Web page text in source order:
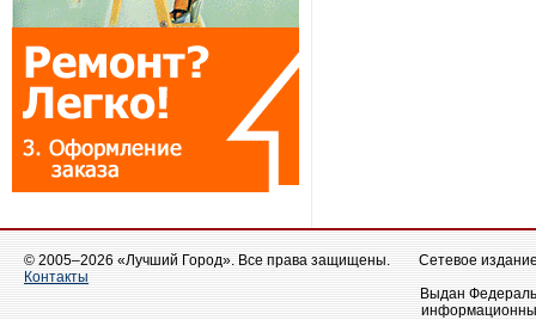
© 2005–2026 «Лучший Город». Все права защищены.
Контакты
Сетевое
Выдан